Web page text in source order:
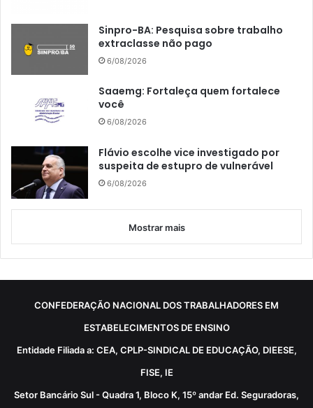
Sinpro-BA: Pesquisa sobre trabalho
extraclasse não pago
6/08/2026
Saaemg: Fortaleça quem fortalece
você
6/08/2026
Flávio escolhe vice investigado por
suspeita de estupro de vulnerável
6/08/2026
Mostrar mais
CONFEDERAÇÃO NACIONAL DOS TRABALHADORES EM
ESTABELECIMENTOS DE ENSINO
Entidade Filiada a: CEA, CPLP-SINDICAL DE EDUCAÇÃO, DIEESE,
FISE, IE
Setor Bancário Sul - Quadra 1, Bloco K, 15º andar Ed. Seguradoras,